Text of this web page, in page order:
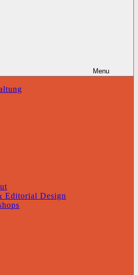
Menu
Editorial Design